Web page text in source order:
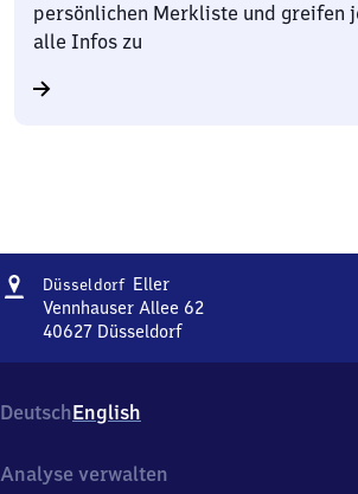
persönlichen Merkliste und greifen
alle Infos zu
Adresse
Düsseldorf EllerDüsseldorf-
Eller
Vennhauser Allee 62
40627 Düsseldorf
Vennhauser
Allee
4
DeutschEnglish
Analyse verwalten